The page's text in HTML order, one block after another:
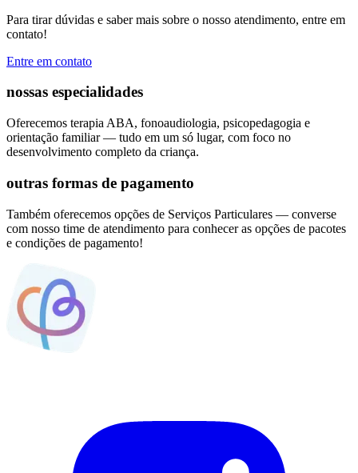
Para tirar dúvidas e saber mais sobre o nosso atendimento, entre em
contato!
Entre em contato
nossas especialidades
Oferecemos terapia ABA, fonoaudiologia, psicopedagogia e
orientação familiar — tudo em um só lugar, com foco no
desenvolvimento completo da criança.
outras formas de pagamento
Também oferecemos opções de Serviços Particulares — converse
com nosso time de atendimento para conhecer as opções de pacotes
e condições de pagamento!